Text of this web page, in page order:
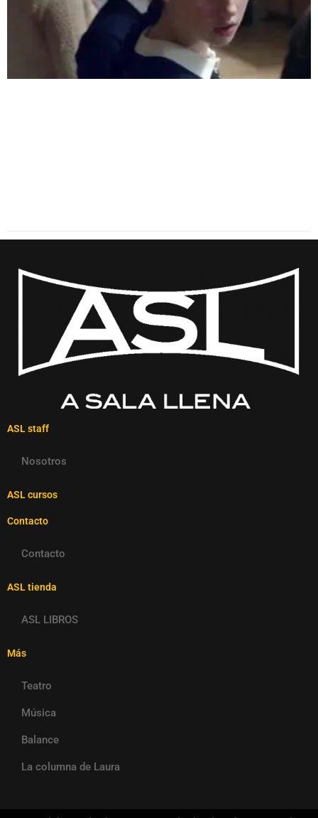
ASL staff
Nosotros
ASL cursos
Contacto
Contacto
ASL tienda
ASL LIBROS
Más
Teatro
Música
Balance
La columna de Laura